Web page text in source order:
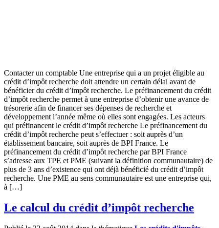
Contacter un comptable Une entreprise qui a un projet éligible au
crédit d’impôt recherche doit attendre un certain délai avant de
bénéficier du crédit d’impôt recherche. Le préfinancement du crédit
d’impôt recherche permet à une entreprise d’obtenir une avance de
trésorerie afin de financer ses dépenses de recherche et
développement l’année même où elles sont engagées. Les acteurs
qui préfinancent le crédit d’impôt recherche Le préfinancement du
crédit d’impôt recherche peut s’effectuer : soit auprès d’un
établissement bancaire, soit auprès de BPI France. Le
préfinancement du crédit d’impôt recherche par BPI France
s’adresse aux TPE et PME (suivant la définition communautaire) de
plus de 3 ans d’existence qui ont déjà bénéficié du crédit d’impôt
recherche. Une PME au sens communautaire est une entreprise qui,
à […]
Le calcul du crédit d’impôt recherche